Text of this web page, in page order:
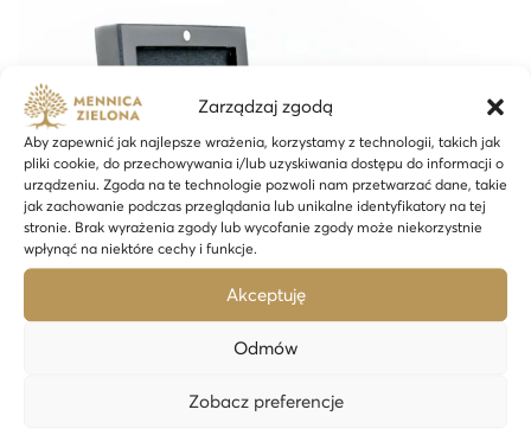
Zarządzaj zgodą
Aby zapewnić jak najlepsze wrażenia, korzystamy z technologii, takich jak
pliki cookie, do przechowywania i/lub uzyskiwania dostępu do informacji o
urządzeniu. Zgoda na te technologie pozwoli nam przetwarzać dane, takie
jak zachowanie podczas przeglądania lub unikalne identyfikatory na tej
stronie. Brak wyrażenia zgody lub wycofanie zgody może niekorzystnie
wpłynąć na niektóre cechy i funkcje.
Akceptuję
Odmów
Zobacz preferencje